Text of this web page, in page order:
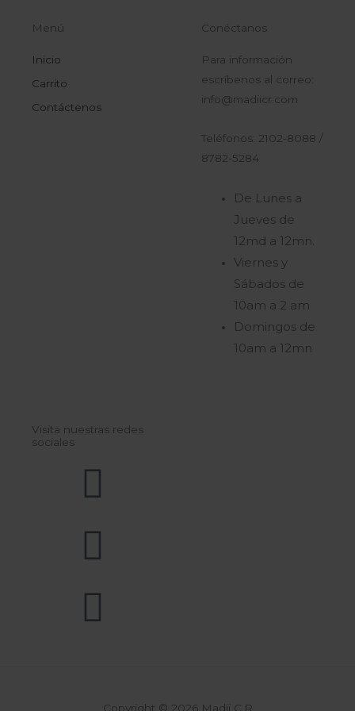
Menú
Inicio
Carrito
Contáctenos
Conéctanos
Para información
escríbenos al correo:
info@madiicr.com
Teléfonos: 2102-8088 /
8782-5284
De Lunes a
Jueves de
12md a 12mn.
Viernes y
Sábados de
10am a 2 am
Domingos de
10am a 12mn
Visita nuestras redes
sociales
Copyright © 2026 Madii C.R